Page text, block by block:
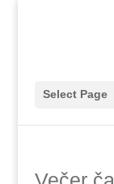
Select Page